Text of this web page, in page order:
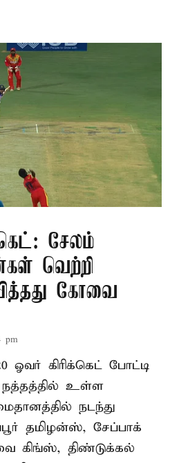
சேலம்
வெற்றி
கோவை
pm
ஓவர் கிரிக்கெட் போட்டி
நத்தத்தில் உள்ள
நடந்து
தமிழன்ஸ், சேப்பாக்
கிங்ஸ், திண்டுக்கல்